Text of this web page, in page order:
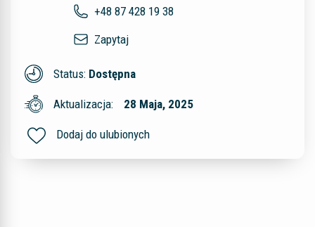
+48 87 428 19 38
Zapytaj
Status: Dostępna
Aktualizacja: 28 Maja, 2025
Dodaj do ulubionych